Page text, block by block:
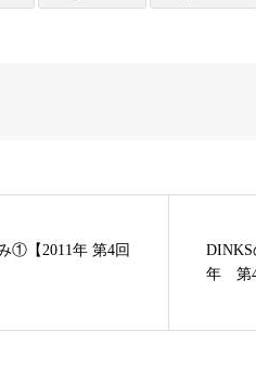
①【2011年 第4回
DINKS
年 第4